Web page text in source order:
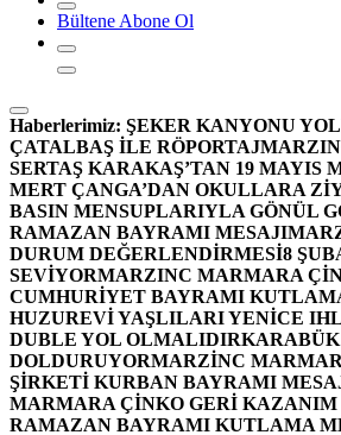
Bültene Abone Ol
Haberlerimiz: ŞEKER KANYONU
ÇATALBAŞ İLE RÖPORTAJ
SERTAŞ KARAKAŞ’TAN 19 MAYIS
MERT ÇANGA’DAN OKULLARA
BASIN MENSUPLARIYLA GÖNÜL
RAMAZAN BAYRAMI MESAJI
DURUM DEĞERLENDİRMESİ8
SEVİYORMARZINC MARMARA
CUMHURİYET BAYRAMI
HUZUREVİ YAŞLILARI YENİCE
DUBLE YOL OLMALIDIR
DOLDURUYORMARZİNC
ŞİRKETİ KURBAN BAYRAMI
MARMARA ÇİNKO GERİ
RAMAZAN BAYRAMI KUTLAMA